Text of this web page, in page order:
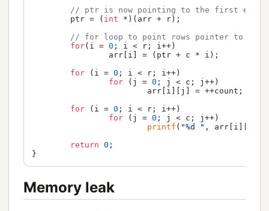
// ptr is now pointing to the first
	ptr = (
int *)(arr + r);
// for loop to point rows pointer to
for(i = 0 ; i < r; i++)
for (i = 0 ; i < r; i++)
for (j = 0 ; j < c; j++)
			arr[i][j] = ++count;
for (i = 0 ; i < r; i++)
for (j = 0 ; j < c; j++)
printf ( "%d " , arr[i][j]);
return
0 ;
}
Memory leak